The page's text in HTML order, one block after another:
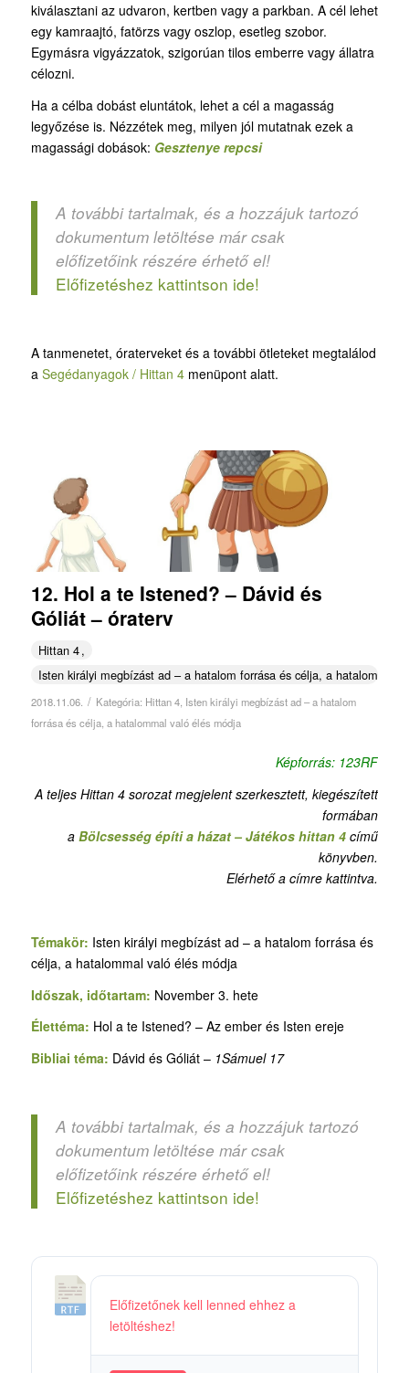
kiválasztani az udvaron, kertben vagy a parkban. A cél lehet
egy kamraajtó, fatörzs vagy oszlop, esetleg szobor.
Egymásra vigyázzatok, szigorúan tilos emberre vagy állatra
célozni.
Ha a célba dobást eluntátok, lehet a cél a magasság
legyőzése is. Nézzétek meg, milyen jól mutatnak ezek a
magassági dobások: Gesztenye repcsi
A további tartalmak, és a hozzájuk tartozó
dokumentum letöltése már csak
előfizetőink részére érhető el!
Előfizetéshez kattintson ide!
A tanmenetet, óraterveket és a további ötleteket megtalálod
a Segédanyagok / Hittan 4menüpont alatt.
12. Hol a te Istened? – Dávid és
Góliát – óraterv
Hittan 4
Isten királyi megbízást ad – a hatalom forrása és célja, a hatalommal
2018.11.06. / Kategória: Hittan 4, Isten királyi megbízást ad – a hatalom
forrása és célja, a hatalommal való élés módja
Képforrás: 123RF
A teljes Hittan 4 sorozat megjelent szerkesztett, kiegészített
formában
aBölcsesség építi a házat – Játékos hittan 4 című
könyvben.
Elérhető a címre kattintva.
Témakör: Isten királyi megbízást ad – a hatalom forrása és
célja, a hatalommal való élés módja
Időszak, időtartam: November 3. hete
Élettéma: Hol a te Istened? – Az ember és Isten ereje
Bibliai téma: Dávid és Góliát – 1Sámuel 17
A további tartalmak, és a hozzájuk tartozó
dokumentum letöltése már csak
előfizetőink részére érhető el!
Előfizetéshez kattintson ide!
1
H
Előfizetőnek kell lenned ehhez a
letöltéshez!